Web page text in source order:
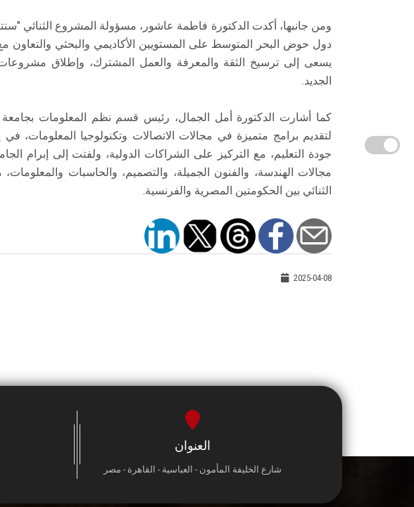
ومن جانبها، أكدت الدكتورة فاطمة عاشور، مسؤولة المشروع الثنائي
دول حوض البحر المتوسط على المستويين الأكاديمي والبحثي والتعاون
يسعى إلى ترسيخ الثقة والمعرفة والعمل المشترك، وإطلاق
الجديد.
كما أشارت الدكتورة أمل الجمال، رئيس قسم نظم المعلومات بجامعة
لتقديم برامج متميزة في مجالات الاتصالات وتكنولوجيا المعلومات،
جودة التعليم، مع التركيز على الشراكات الدولية، ولفتت إلى إبرام
مجالات الهندسة، والفنون الجميلة، والتصميم، والحاسبات
الثنائي بين الحكومتين المصرية والفرنسية.
2025-04-08
العنوان
شارع الخليفة المأمون - العباسية - القاهرة - مصر